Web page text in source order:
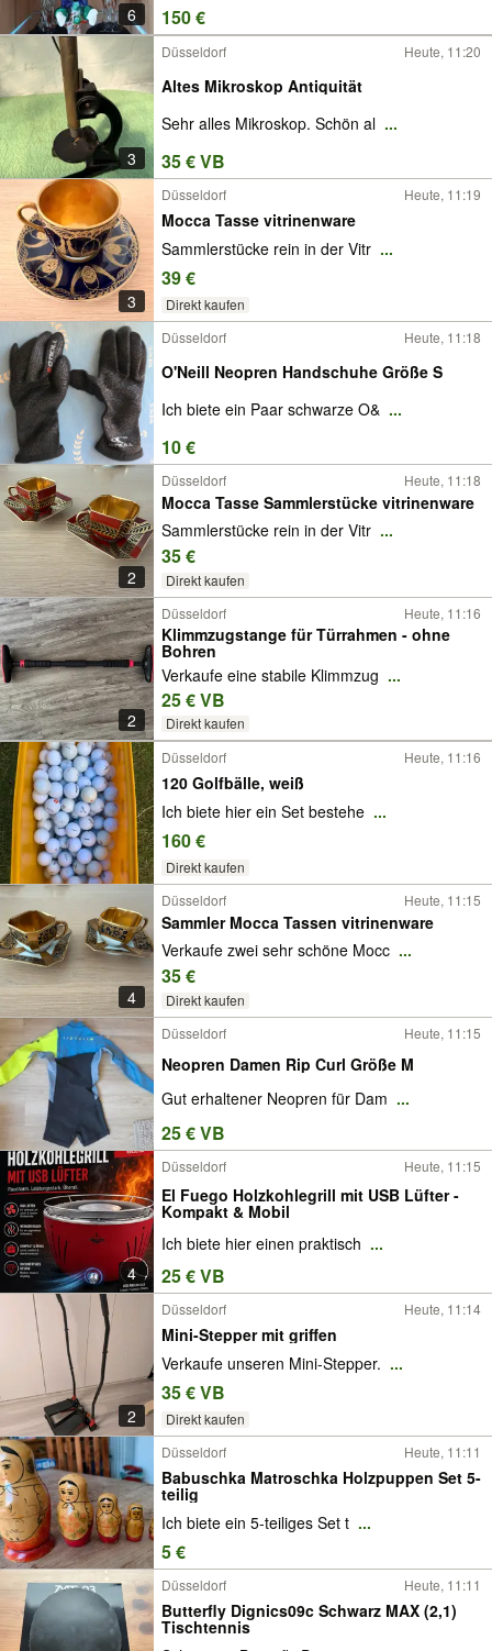
6 150 €
3
Düsseldorf Heute, 11:20
Altes Mikroskop Antiquität
Sehr alles Mikroskop. Schön al ...
35 € VB
3
Düsseldorf Heute, 11:19
Mocca Tasse vitrinenware
Sammlerstücke rein in der Vitr ...
39 €
Direkt kaufen
Düsseldorf
Heute, 11:18
O'Neill Neopren Handschuhe Größe S
Ich biete ein Paar schwarze O& ...
10 €
2
Düsseldorf Heute, 11:18
Mocca Tasse Sammlerstücke vitrinenware
Sammlerstücke rein in der Vitr ...
35 €
Direkt kaufen
2
Düsseldorf Heute, 11:16
Klimmzugstange für Türrahmen - ohne
Bohren
Verkaufe eine stabile Klimmzug ...
25 € VB
Direkt kaufen
Düsseldorf
Heute, 11:16
120 Golfbälle, weiß
Ich biete hier ein Set bestehe ...
160 €
Direkt kaufen
4
Düsseldorf Heute, 11:15
Sammler Mocca Tassen vitrinenware
Verkaufe zwei sehr schöne Mocc ...
35 €
Direkt kaufen
Düsseldorf
Heute, 11:15
Neopren Damen Rip Curl Größe M
Gut erhaltener Neopren für Dam ...
25 € VB
4
Düsseldorf Heute, 11:15
El Fuego Holzkohlegrill mit USB Lüfter -
Kompakt & Mobil
Ich biete hier einen praktisch ...
25 € VB
2
Düsseldorf Heute, 11:14
Mini-Stepper mit griffen
Verkaufe unseren Mini-Stepper. ...
35 € VB
Direkt kaufen
Düsseldorf
Heute, 11:11
Babuschka Matroschka Holzpuppen Set 5-
teilig
Ich biete ein 5-teiliges Set t ...
5 €
Düsseldorf Heute, 11:11
Butterfly Dignics09c Schwarz MAX (2,1)
Tischtennis